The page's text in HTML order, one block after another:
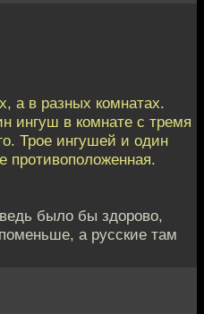
а в разных комнатах.
ингуш в комнате с тремя
Трое ингушей и один
противоположенная.
было бы здорово,
а русские там